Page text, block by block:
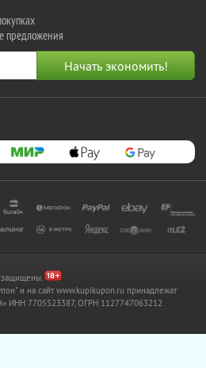
предложения
и на сайт www.kupikupon.ru принадлежат
ИНН 7705523387, ОГРН 1127747063212